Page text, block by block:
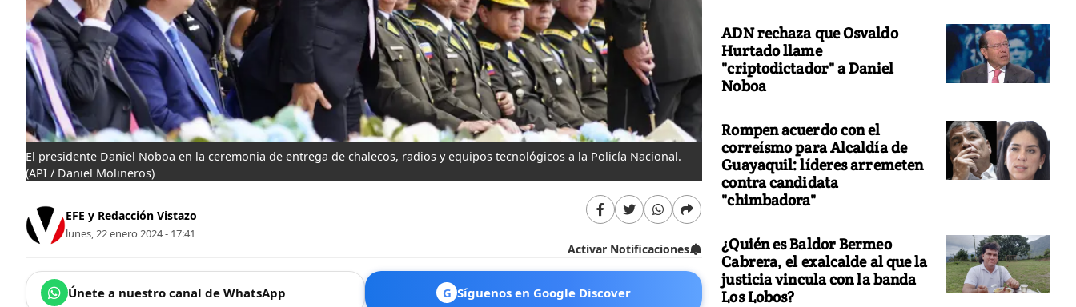
El presidente Daniel Noboa en la ceremonia de entrega de chalecos, radios y equipos tecnológicos a la Policía Nacional.
(API / Daniel Molineros)
EFE y Redacción Vistazo
lunes, 22 enero 2024 - 17:41
Activar Notificaciones
Únete a nuestro canal de WhatsApp G Síguenos en Google Discover
ADN rechaza que Osvaldo
Hurtado llame
"criptodictador" a Daniel
Noboa
Rompen acuerdo con el
correísmo para Alcaldía de
Guayaquil: líderes arremeten
contra candidata
"chimbadora"
¿Quién es Baldor Bermeo
Cabrera, el exalcalde al que la
justicia vincula con la banda
Los Lobos?